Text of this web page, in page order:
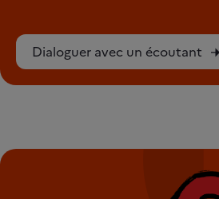
Dialoguer avec un écoutant